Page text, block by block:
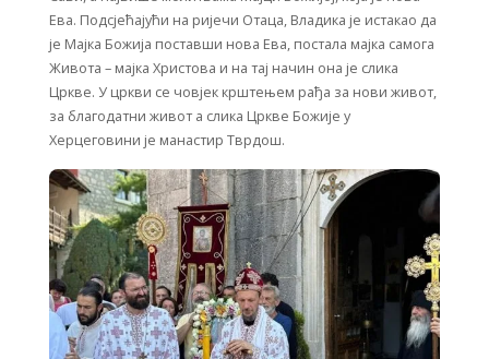
Ева. Подсјећајући на ријечи Отаца, Владика је истакао да
је Мајка Божија поставши нова Ева, постала мајка самога
Живота – мајка Христова и на тај начин она је слика
Цркве. У цркви се човјек крштењем рађа за нови живот,
за благодатни живот а слика Цркве Божије у
Херцеговини је манастир Тврдош.